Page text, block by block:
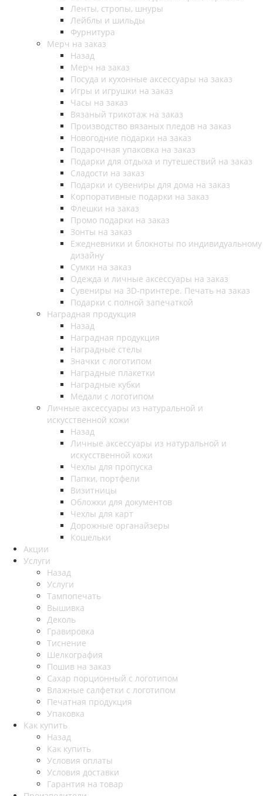
Ленты, стропы, шнуры
Лейблы и шильды
Фурнитура
Мерч на заказ
Назад
Мерч на заказ
Посуда и кухонные аксессуары на заказ
Игры и игрушки на заказ
Часы на заказ
Вязаный трикотаж на заказ
Производство вязаных пледов на заказ
Новогодние подарки на заказ
Подарочная упаковка на заказ
Подарки для отдыха и путешествий на заказ
Сладости на заказ
Подарки и сувениры для дома на заказ
Корпоративные подарки на заказ
Флешки на заказ
Промо подарки на заказ
Зонты на заказ
Ежедневники и блокноты по индивидуальному
дизайну
Сумки на заказ
Одежда и личные аксессуары на заказ
Сувениры на 3D-принтере. Печать на заказ
Подарки с полной запечаткой
Наградная продукция
Назад
Наградная продукция
Наградные стелы
Значки с логотипом
Наградные плакетки
Наградные кубки
Медали с логотипом
Личные аксессуары из натуральной и
искусственной кожи
Назад
Личные аксессуары из натуральной и
искусственной кожи
Чехлы для пропуска
Папки, портфели
Визитницы
Обложки для документов
Чехлы для карт
Дорожные органайзеры
Кошельки
Акции
Услуги
Назад
Услуги
Тампопечать
Вышивка
Деколь
Гравировка
Тиснение
Шелкография
Пошив на заказ
Сахар порционный с логотипом
Влажные салфетки с логотипом
Печатная продукция
Упаковка
Как купить
Назад
Как купить
Условия оплаты
Условия доставки
Гарантия на товар